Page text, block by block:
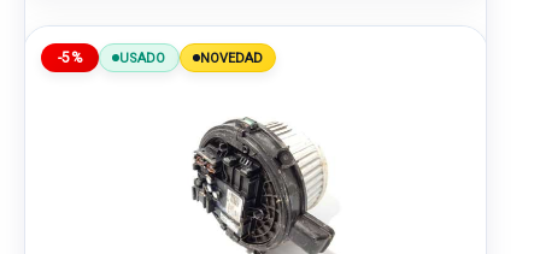
-5% USADO NOVEDAD